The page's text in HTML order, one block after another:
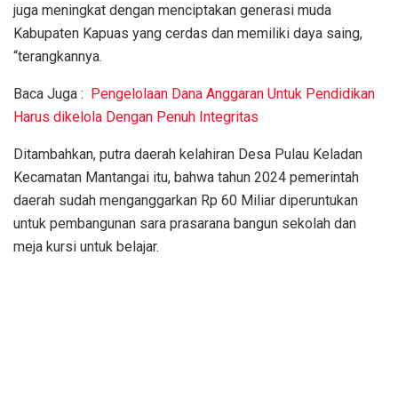
juga meningkat dengan menciptakan generasi muda
Kabupaten Kapuas yang cerdas dan memiliki daya saing,
“terangkannya.
Baca Juga : Pengelolaan Dana Anggaran Untuk Pendidikan
Harus dikelola Dengan Penuh Integritas
Ditambahkan, putra daerah kelahiran Desa Pulau Keladan
Kecamatan Mantangai itu, bahwa tahun 2024 pemerintah
daerah sudah menganggarkan Rp 60 Miliar diperuntukan
untuk pembangunan sara prasarana bangun sekolah dan
meja kursi untuk belajar.